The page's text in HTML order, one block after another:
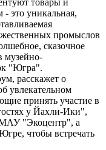
- это уникальная,
промыслов
сказочное
музейно-
"Югра".
расскажет о
увлекательном
принять участие в
у Йахли-Ики",
МАУ "Экоцентр", а
чтобы встречать